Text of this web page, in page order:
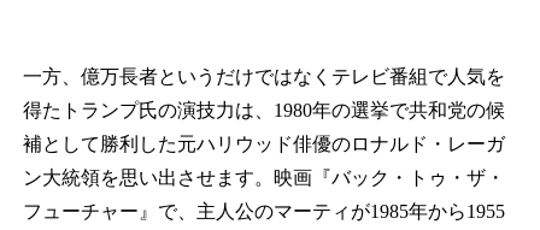
一方、億万長者というだけではなくテレビ番組で人気を
得たトランプ氏の演技力は、1980年の選挙で共和党の候
補として勝利した元ハリウッド俳優のロナルド・レーガ
ン大統領を思い出させます。映画『バック・トゥ・ザ・
フューチャー』で、主人公のマーティが1985年から1955